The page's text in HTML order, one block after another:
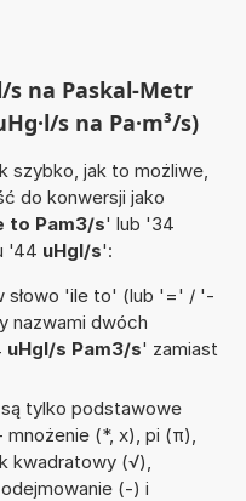
s na Paskal-Metr
s na Pa·m³/s)
szybko, jak to możliwe,
do konwersji jako
to Pam3/s' lub '34
'44 uHgl/s':
słowo 'ile to' (lub '=' / '-
nazwami dwóch
uHgl/s Pam3/s' zamiast
tylko podstawowe
(*, x), pi (π),
kwadratowy (√),
(-) i